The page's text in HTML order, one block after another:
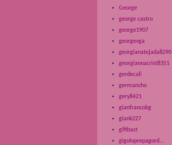
George
george castro
george1907
georgevga
georgianatejada8290
georgiannacrist8351
gerdecali
germancho
gery8421
gianfrancobg
giank227
giftbast
gigoloprepagord...